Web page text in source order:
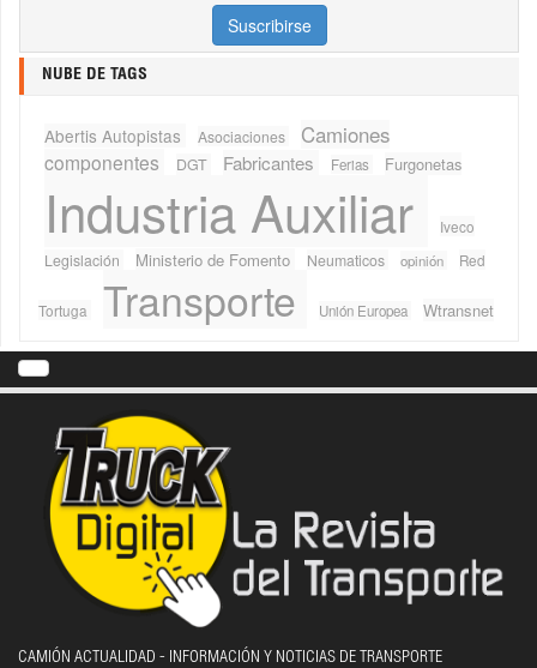
NUBE DE TAGS
Abertis Autopistas Asociaciones Camiones
componentes DGT Fabricantes Ferias Furgonetas
Industria Auxiliar
Iveco
Legislación
Ministerio de Fomento Neumaticos opinión Red
Tortuga Transporte Unión Europea Wtransnet
CAMIÓN ACTUALIDAD - INFORMACIÓN Y NOTICIAS DE TRANSPORTE